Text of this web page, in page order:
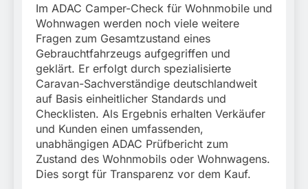
Im ADAC Camper-Check für Wohnmobile und
Wohnwagen werden noch viele weitere
Fragen zum Gesamtzustand eines
Gebrauchtfahrzeugs aufgegriffen und
geklärt. Er erfolgt durch spezialisierte
Caravan-Sachverständige deutschlandweit
auf Basis einheitlicher Standards und
Checklisten. Als Ergebnis erhalten Verkäufer
und Kunden einen umfassenden,
unabhängigen ADAC Prüfbericht zum
Zustand des Wohnmobils oder Wohnwagens.
Dies sorgt für Transparenz vor dem Kauf.